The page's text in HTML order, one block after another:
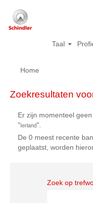
Taal
Home
Zoekresultaten
Er zijn momenteel
"Ierland".
De 0 meest recente
geplaatst, worden
Zoek op